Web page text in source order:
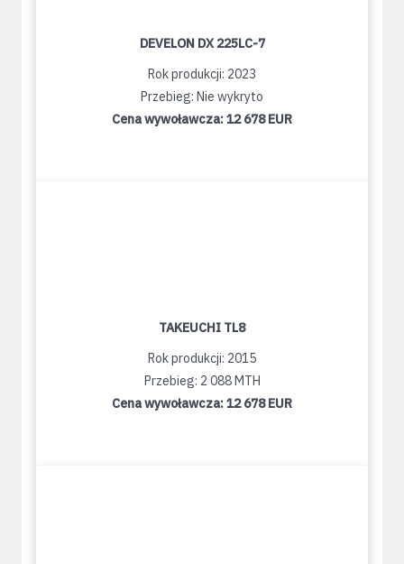
DEVELON DX 225LC-7
Rok produkcji: 2023
Przebieg: Nie wykryto
Cena wywoławcza:12 678 EUR
TAKEUCHI TL8
Rok produkcji: 2015
Przebieg: 2 088 MTH
Cena wywoławcza:12 678 EUR